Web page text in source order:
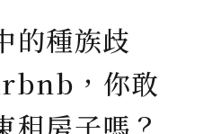
的種族歧
，你敢
租房子嗎？